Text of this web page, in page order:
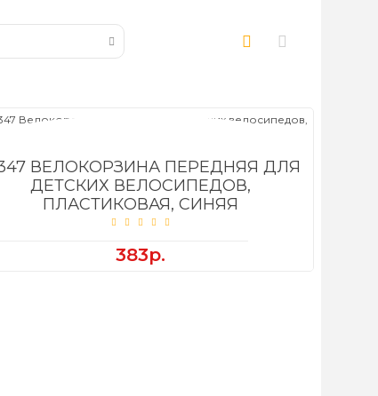
ВЕЛОКОРЗИНА ПЕРЕДНЯЯ ДЛЯ
ДЕТСКИХ ВЕЛОСИПЕДОВ,
ПЛАСТИКОВАЯ, СИНЯЯ
383р.